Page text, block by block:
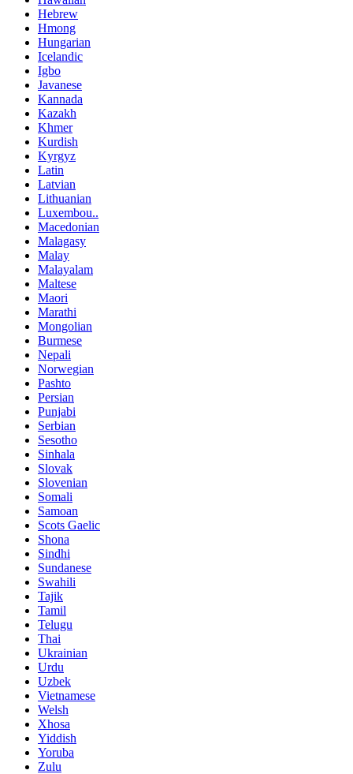
Hebrew
Hmong
Hungarian
Icelandic
Igbo
Javanese
Kannada
Kazakh
Khmer
Kurdish
Kyrgyz
Latin
Latvian
Lithuanian
Luxembou..
Macedonian
Malagasy
Malay
Malayalam
Maltese
Maori
Marathi
Mongolian
Burmese
Nepali
Norwegian
Pashto
Persian
Punjabi
Serbian
Sesotho
Sinhala
Slovak
Slovenian
Somali
Samoan
Scots Gaelic
Shona
Sindhi
Sundanese
Swahili
Tajik
Tamil
Telugu
Thai
Ukrainian
Urdu
Uzbek
Vietnamese
Welsh
Xhosa
Yiddish
Yoruba
Zulu